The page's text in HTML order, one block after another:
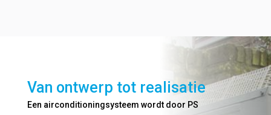
Van ontwerp tot realisatie
Een airconditioningsysteem wordt door PS